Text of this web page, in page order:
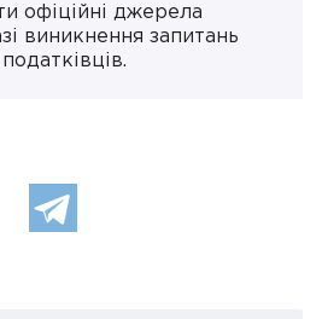
офіційні джерела
виникнення запитань